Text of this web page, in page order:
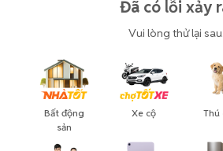
Đã có lỗi xảy
Vui lòng thử lại sau.
Bất động
sản
Xe cộ Thú